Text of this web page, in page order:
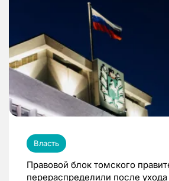
Власть
Правовой блок томского
перераспределили после ухода